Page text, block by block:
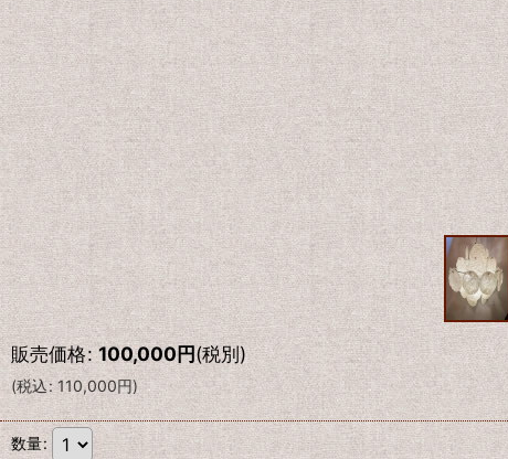
販売価格: 100,000円(税別)
(税込: 110,000円)
数量: